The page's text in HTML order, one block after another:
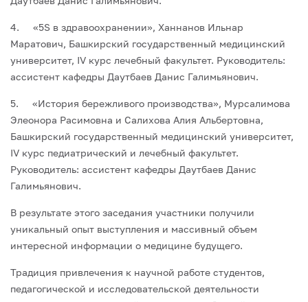
4. «5S в здравоохранении», Ханнанов Ильнар
Маратович, Башкирский государственный медицинский
университет, IV курс лечебный факультет. Руководитель:
ассистент кафедры Даутбаев Данис Галимьянович.
5. «История бережливого производства», Мурсалимова
Элеонора Расимовна и Салихова Алия Альбертовна,
Башкирский государственный медицинский университет,
IV курс педиатрический и лечебный факультет.
Руководитель: ассистент кафедры Даутбаев Данис
Галимьянович.
В результате этого заседания участники получили
уникальный опыт выступления и массивный объем
интересной информации о медицине будущего.
Традиция привлечения к научной работе студентов,
педагогической и исследовательской деятельности